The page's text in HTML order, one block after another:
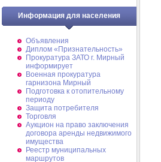
Информация для населения
Объявления
Диплом «Признательность»
Прокуратура ЗАТО г. Мирный
информирует
Военная прокуратура
гарнизона Мирный
Подготовка к отопительному
периоду
Защита потребителя
Торговля
Аукцион на право заключения
договора аренды недвижимого
имущества
Реестр муниципальных
маршрутов